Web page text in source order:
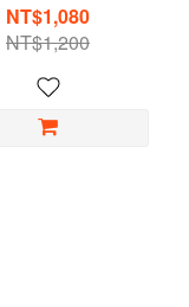
NT$1,080
NT$1,200